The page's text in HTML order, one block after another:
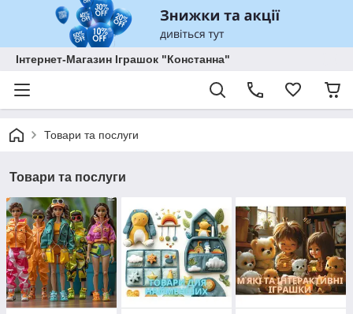
Інтернет-Магазин Іграшок "Констанна"
Товари та послуги
Товари та послуги